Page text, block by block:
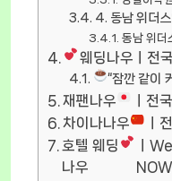
4. 동남 위더스
동남 위더
웨딩나우ㅣ전
“잠깐 같이
재팬나우 ㅣ전
차이나나우
ㅣ
호텔 웨딩
나우
ㅣ
NOW